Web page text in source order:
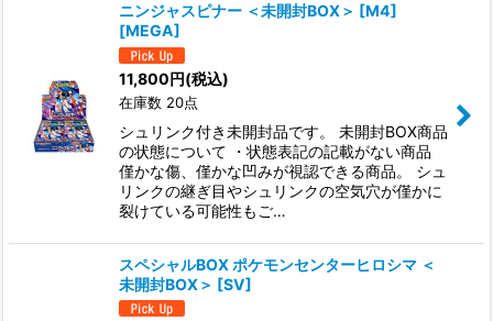
ニンジャスピナー ＜未開封BOX＞ [M4]
[MEGA]
11,800円(税込)
在庫数 20点
シュリンク付き未開封品です。 未開封BOX商品
の状態について ・状態表記の記載がない商品
僅かな傷、僅かな凹みが視認できる商品。 シュ
リンクの継ぎ目やシュリンクの空気穴が僅かに
裂けている可能性もご…
スペシャルBOX ポケモンセンターヒロシマ ＜
未開封BOX＞ [SV]